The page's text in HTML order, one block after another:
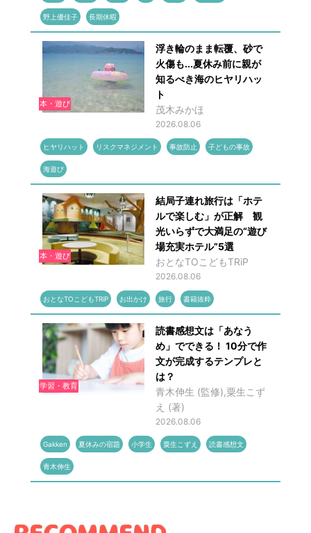
野上優佳子 長期休暇
本・遊び
浮き輪のまま転覆、砂で
火傷も...夏休み前に親が
知るべき海のヒヤリハッ
ト
茂木みかほ
2026.08.06
ヒヤリハット リスクマネジメント 事故防止 子どもの事故
海遊び
本・遊び
結局子連れ旅行は「ホテ
ルで楽しむ」が正解 観
光いらずで大満足の“遊び
場充実ホテル”5選
おとなTOこどもTRiP
2026.08.06
おとなTOこどもTRiP お出かけ 旅行 書籍抜粋
学習・教育
読書感想文は「あなう
め」でできる！ 10分で作
文が完成するテンプレと
は？
青木伸生 (監修),粟生こず
え (著)
2026.08.06
Gakken 夏休みの宿題 小学生 粟生こずえ 読書感想文
青木伸生